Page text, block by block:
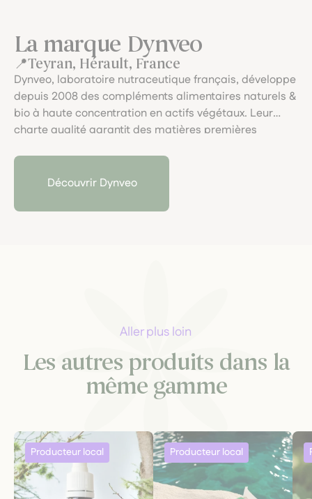
La marque Dynveo
Teyran, Hérault, France
Dynveo, laboratoire nutraceutique français, développe
depuis 2008 des compléments alimentaires naturels &
bio à haute concentration en actifs végétaux. Leur
charte qualité garantit des matières premières
conditionnées en gélules végétales et emballées de
façon 100 % compostable. Leur démarche allie
Découvrir Dynveo
Aller plus loin
Les autres produits dans la
même gamme